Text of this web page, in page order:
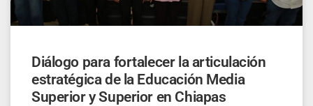
Diálogo para fortalecer la articulación
estratégica de la Educación Media
Superior y Superior en Chiapas